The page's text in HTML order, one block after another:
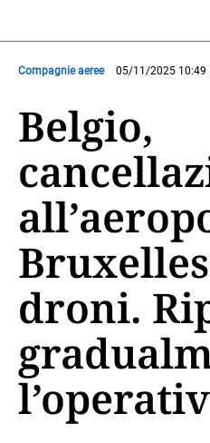
Compagnie aeree 05/11/2025 10:49
Belgio,
droni.